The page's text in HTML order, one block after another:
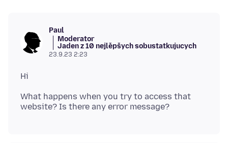
Paul
Moderator
Jaden z 10 nejlěpšych sobustatkujucych
23.9.23 2:23
What happens when you try to access that